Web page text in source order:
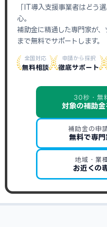
「IT導入支援事業者はどう
心。
補助金に精通した専門家が
まで無料でサポートします。
全国対応
無料相談
申請から採択
徹底サポート
30秒・無
対象の補助
補助金の申
無料で専
地域・業
お近くの